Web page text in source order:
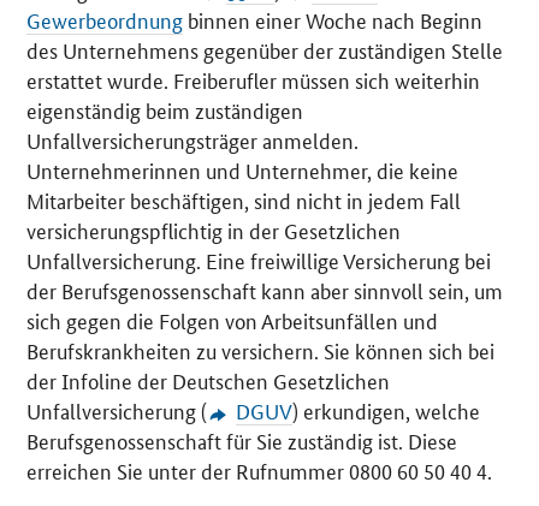
Gewerbeordnung binnen einer Woche nach Beginn
des Unternehmens gegenüber der zuständigen Stelle
erstattet wurde. Freiberufler müssen sich weiterhin
eigenständig beim zuständigen
Unfallversicherungsträger anmelden.
Unternehmerinnen und Unternehmer, die keine
Mitarbeiter beschäftigen, sind nicht in jedem Fall
versicherungspflichtig in der Gesetzlichen
Unfallversicherung. Eine freiwillige Versicherung bei
der Berufsgenossenschaft kann aber sinnvoll sein, um
sich gegen die Folgen von Arbeitsunfällen und
Berufskrankheiten zu versichern. Sie können sich bei
der Infoline der Deutschen Gesetzlichen
Unfallversicherung (
DGUV) erkundigen, welche
Berufsgenossenschaft für Sie zuständig ist. Diese
erreichen Sie unter der Rufnummer 0800 60 50 40 4.